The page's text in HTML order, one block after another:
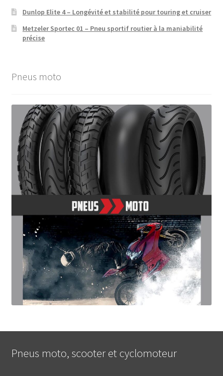
Dunlop Elite 4 – Longévité et stabilité pour touring et cruiser
Metzeler Sportec 01 – Pneu sportif routier à la maniabilité
précise
Pneus moto
Pneus moto, scooter et cyclomoteur